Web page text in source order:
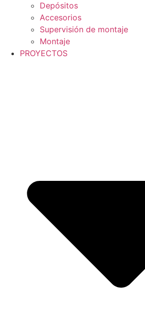
Depósitos
Accesorios
Supervisión de montaje
Montaje
PROYECTOS